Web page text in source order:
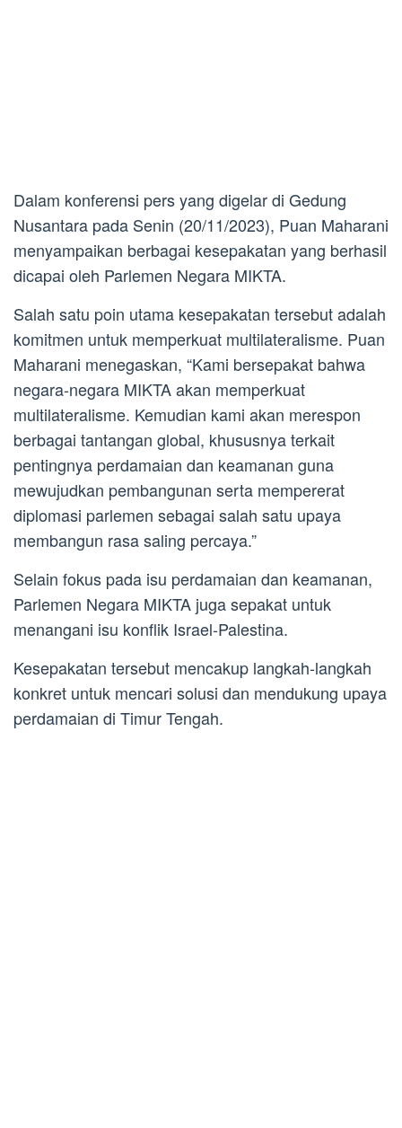
Dalam konferensi pers yang digelar di Gedung
Nusantara pada Senin (20/11/2023), Puan Maharani
menyampaikan berbagai kesepakatan yang berhasil
dicapai oleh Parlemen Negara MIKTA.
Salah satu poin utama kesepakatan tersebut adalah
komitmen untuk memperkuat multilateralisme. Puan
Maharani menegaskan, “Kami bersepakat bahwa
negara-negara MIKTA akan memperkuat
multilateralisme. Kemudian kami akan merespon
berbagai tantangan global, khususnya terkait
pentingnya perdamaian dan keamanan guna
mewujudkan pembangunan serta mempererat
diplomasi parlemen sebagai salah satu upaya
membangun rasa saling percaya.”
Selain fokus pada isu perdamaian dan keamanan,
Parlemen Negara MIKTA juga sepakat untuk
menangani isu konflik Israel-Palestina.
Kesepakatan tersebut mencakup langkah-langkah
konkret untuk mencari solusi dan mendukung upaya
perdamaian di Timur Tengah.